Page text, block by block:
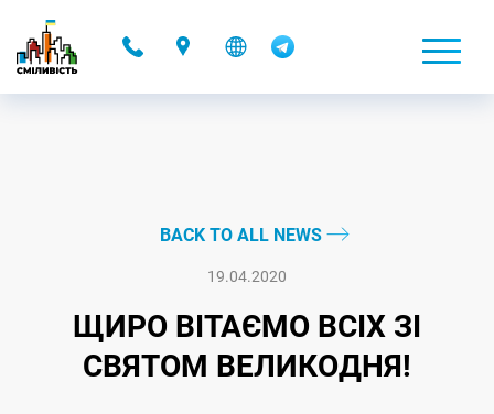
BACK TO ALL NEWS
19.04.2020
ЩИРО ВІТАЄМО ВСІХ ЗІ
СВЯТОМ ВЕЛИКОДНЯ!